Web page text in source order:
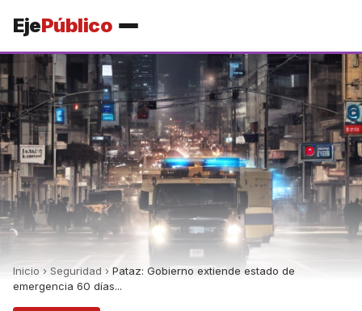
EjePúblico
Inicio › Seguridad › Pataz: Gobierno extiende estado de
emergencia 60 días...